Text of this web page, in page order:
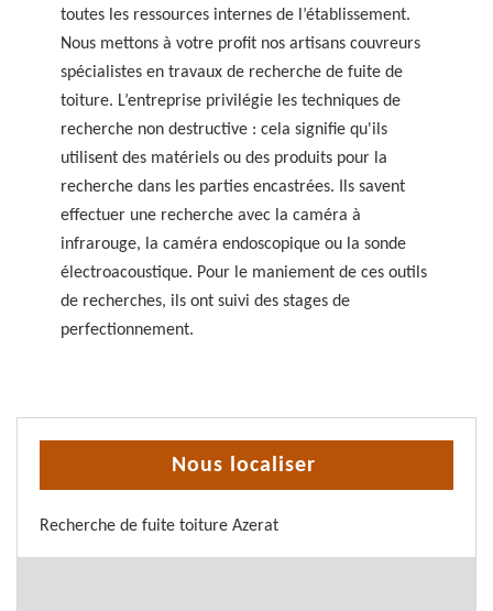
toutes les ressources internes de l’établissement.
Nous mettons à votre profit nos artisans couvreurs
spécialistes en travaux de recherche de fuite de
toiture. L’entreprise privilégie les techniques de
recherche non destructive : cela signifie qu'ils
utilisent des matériels ou des produits pour la
recherche dans les parties encastrées. Ils savent
effectuer une recherche avec la caméra à
infrarouge, la caméra endoscopique ou la sonde
électroacoustique. Pour le maniement de ces outils
de recherches, ils ont suivi des stages de
perfectionnement.
Nous localiser
Recherche de fuite toiture Azerat